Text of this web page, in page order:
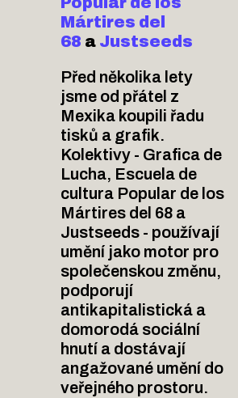
Mártires del
68 a Justseeds
Před několika lety
jsme od přátel z
Mexika koupili řadu
tisků a grafik.
Kolektivy - Grafica de
Lucha, Escuela de
cultura Popular de los
Mártires del 68 a
Justseeds - používají
umění jako motor pro
společenskou změnu,
podporují
antikapitalistická a
domorodá sociální
hnutí a dostávají
angažované umění do
veřejného prostoru.